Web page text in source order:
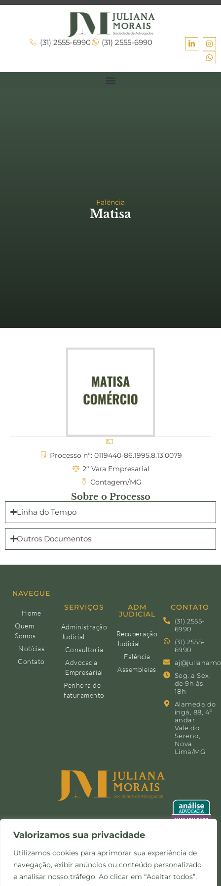
Valorizamos sua privacidade
Utilizamos cookies para aprimorar sua experiência de
navegação, exibir anúncios ou conteúdo personalizado
e analisar nosso tráfego. Ao clicar em “Aceitar todos”,
(31) 2555-6990 (31) 2555-6990
Falência
Matisa
Processo n°: 0119440-86.1995.8.13.0079
2ª Vara Empresarial
Contagem/MG
Sobre o Processo
Linha do Tempo
Outros Documentos
NAVEGUE
Home
Quem
Somos
Notícias
Contato
SERVIÇOS
Administração
Judicial
Consultoria
Advocacia
Empresarial
Penhora de
faturamento
ADM
JUDICIAL
Recuperação
Judicial
Falência
Assembleias
CONTATO
(31) 2555-
6990
(31) 2555-
6990
Seg. a Sex.
de 9h às
18h
Alameda do
ingá, 88, 4º
andar
Vale do
Sereno,
Nova
Lima/MG
Política de
Privacidade e Cookies
©Copyright 2024 -
Todos os direitos
reservados.
Site desenvolvido pela
Otimize Comunicação